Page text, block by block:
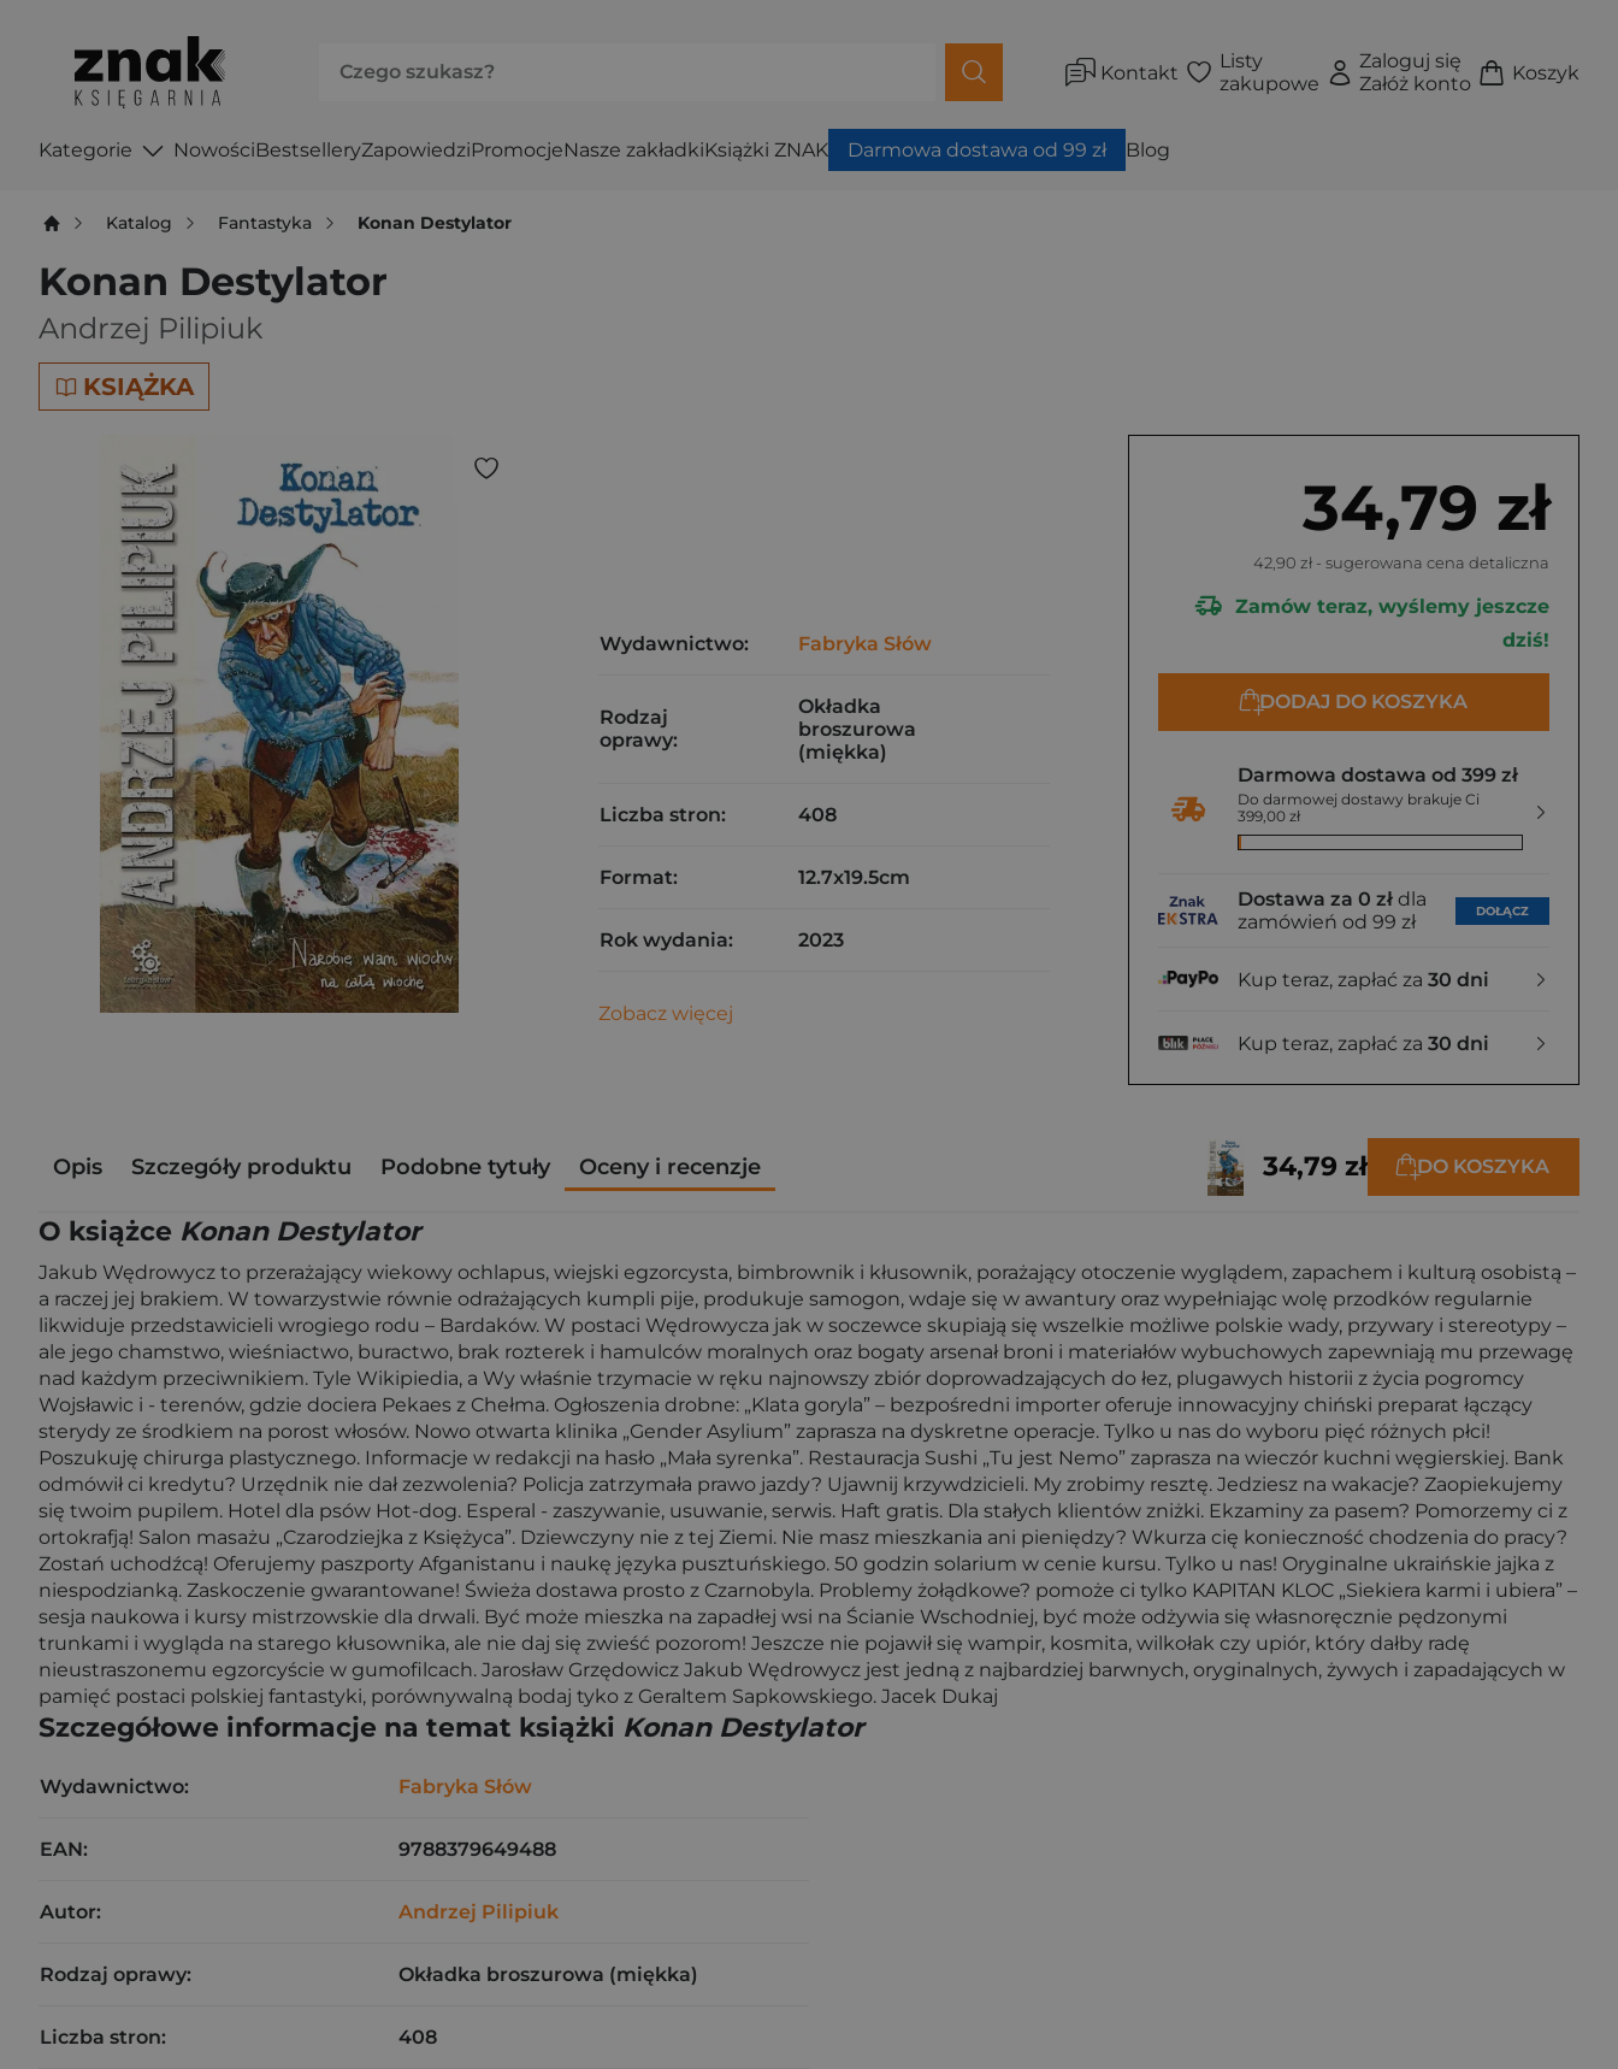
Kontakt
Listy
zakupowe
Zaloguj się
Załóż konto
Koszyk
Kategorie NowościBestselleryZapowiedziPromocjeNasze zakładkiKsiążki ZNAK Darmowa dostawa od 99 zł Blog
Katalog Fantastyka Konan Destylator
Konan Destylator
Andrzej Pilipiuk
KSIĄŻKA
34,79 zł
42,90 zł - sugerowana cena detaliczna
Zamów teraz, wyślemy jeszcze
dziś!
DODAJ DO KOSZYKA
Darmowa dostawa od 399 zł
Do darmowej dostawy brakuje Ci
399,00 zł
Dostawa za 0 zł dla
zamówień od 99 zł
DOŁĄCZ
Kup teraz, zapłać za 30 dni
Kup teraz, zapłać za 30 dni
Wydawnictwo: Fabryka Słów
Rodzaj
oprawy:
Okładka
broszurowa
(miękka)
Liczba stron: 408
Format: 12.7x19.5cm
Rok wydania: 2023
Zobacz więcej
Opis Szczegóły produktu Podobne tytuły Oceny i recenzje 34,79 zł DO KOSZYKA
O książce Konan Destylator
Jakub Wędrowycz to przerażający wiekowy ochlapus, wiejski egzorcysta, bimbrownik i kłusownik, porażający otoczenie wyglądem, zapachem i kulturą osobistą –
a raczej jej brakiem. W towarzystwie równie odrażających kumpli pije, produkuje samogon, wdaje się w awantury oraz wypełniając wolę przodków regularnie
likwiduje przedstawicieli wrogiego rodu – Bardaków. W postaci Wędrowycza jak w soczewce skupiają się wszelkie możliwe polskie wady, przywary i stereotypy –
ale jego chamstwo, wieśniactwo, buractwo, brak rozterek i hamulców moralnych oraz bogaty arsenał broni i materiałów wybuchowych zapewniają mu przewagę
nad każdym przeciwnikiem. Tyle Wikipiedia, a Wy właśnie trzymacie w ręku najnowszy zbiór doprowadzających do łez, plugawych historii z życia pogromcy
Wojsławic i - terenów, gdzie dociera Pekaes z Chełma. Ogłoszenia drobne: „Klata goryla” – bezpośredni importer oferuje innowacyjny chiński preparat łączący
sterydy ze środkiem na porost włosów. Nowo otwarta klinika „Gender Asylium” zaprasza na dyskretne operacje. Tylko u nas do wyboru pięć różnych płci!
Poszukuję chirurga plastycznego. Informacje w redakcji na hasło „Mała syrenka”. Restauracja Sushi „Tu jest Nemo” zaprasza na wieczór kuchni węgierskiej. Bank
odmówił ci kredytu? Urzędnik nie dał zezwolenia? Policja zatrzymała prawo jazdy? Ujawnij krzywdzicieli. My zrobimy resztę. Jedziesz na wakacje? Zaopiekujemy
się twoim pupilem. Hotel dla psów Hot-dog. Esperal - zaszywanie, usuwanie, serwis. Haft gratis. Dla stałych klientów zniżki. Ekzaminy za pasem? Pomorzemy ci z
ortokrafją! Salon masażu „Czarodziejka z Księżyca”. Dziewczyny nie z tej Ziemi. Nie masz mieszkania ani pieniędzy? Wkurza cię konieczność chodzenia do pracy?
Zostań uchodźcą! Oferujemy paszporty Afganistanu i naukę języka pusztuńskiego. 50 godzin solarium w cenie kursu. Tylko u nas! Oryginalne ukraińskie jajka z
niespodzianką. Zaskoczenie gwarantowane! Świeża dostawa prosto z Czarnobyla. Problemy żołądkowe? pomoże ci tylko KAPITAN KLOC „Siekiera karmi i ubiera” –
sesja naukowa i kursy mistrzowskie dla drwali. Być może mieszka na zapadłej wsi na Ścianie Wschodniej, być może odżywia się własnoręcznie pędzonymi
trunkami i wygląda na starego kłusownika, ale nie daj się zwieść pozorom! Jeszcze nie pojawił się wampir, kosmita, wilkołak czy upiór, który dałby radę
nieustraszonemu egzorcyście w gumofilcach. Jarosław Grzędowicz Jakub Wędrowycz jest jedną z najbardziej barwnych, oryginalnych, żywych i zapadających w
pamięć postaci polskiej fantastyki, porównywalną bodaj tyko z Geraltem Sapkowskiego. Jacek Dukaj
Szczegółowe informacje na temat książki Konan Destylator
Wydawnictwo: Fabryka Słów
EAN: 9788379649488
Autor: Andrzej Pilipiuk
Rodzaj oprawy: Okładka broszurowa (miękka)
Liczba stron: 408